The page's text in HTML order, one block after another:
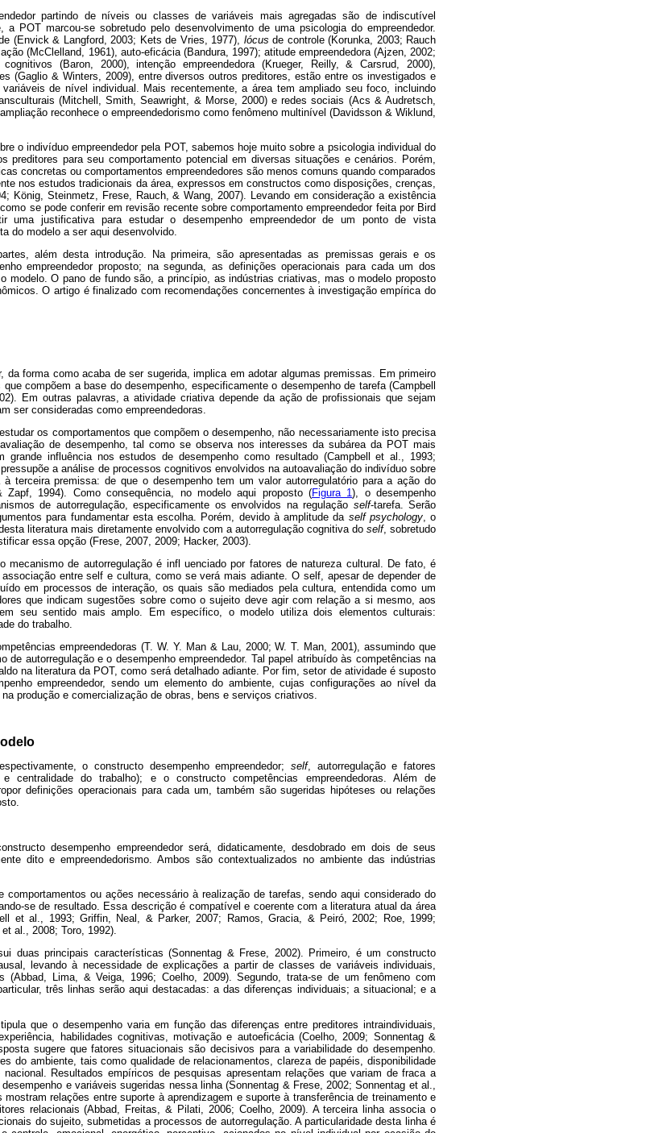
partindo de níveis ou classes de variáveis mais agregadas são de indiscutível
a POT marcou-se sobretudo pelo desenvolvimento de uma psicologia do empreendedor.
(Envick & Langford, 2003; Kets de Vries, 1977), lócus de controle (Korunka, 2003; Rauch
(McClelland, 1961), auto-eficácia (Bandura, 1997); atitude empreendedora (Ajzen, 2002;
(Baron, 2000), intenção empreendedora (Krueger, Reilly, & Carsrud, 2000),
(Gaglio & Winters, 2009), entre diversos outros preditores, estão entre os investigados e
de nível individual. Mais recentemente, a área tem ampliado seu foco, incluindo
(Mitchell, Smith, Seawright, & Morse, 2000) e redes sociais (Acs & Audretsch,
reconhece o empreendedorismo como fenômeno multinível (Davidsson & Wiklund,
o indivíduo empreendedor pela POT, sabemos hoje muito sobre a psicologia individual do
preditores para seu comportamento potencial em diversas situações e cenários. Porém,
concretas ou comportamentos empreendedores são menos comuns quando comparados
nos estudos tradicionais da área, expressos em constructos como disposições, crenças,
König, Steinmetz, Frese, Rauch, & Wang, 2007). Levando em consideração a existência
se pode conferir em revisão recente sobre comportamento empreendedor feita por Bird
uma justificativa para estudar o desempenho empreendedor de um ponto de vista
do modelo a ser aqui desenvolvido.
além desta introdução. Na primeira, são apresentadas as premissas gerais e os
empreendedor proposto; na segunda, as definições operacionais para cada um dos
modelo. O pano de fundo são, a princípio, as indústrias criativas, mas o modelo proposto
O artigo é finalizado com recomendações concernentes à investigação empírica do
da forma como acaba de ser sugerida, implica em adotar algumas premissas. Em primeiro
compõem a base do desempenho, especificamente o desempenho de tarefa (Campbell
Em outras palavras, a atividade criativa depende da ação de profissionais que sejam
ser consideradas como empreendedoras.
os comportamentos que compõem o desempenho, não necessariamente isto precisa
de desempenho, tal como se observa nos interesses da subárea da POT mais
grande influência nos estudos de desempenho como resultado (Campbell et al., 1993;
a análise de processos cognitivos envolvidos na autoavaliação do indivíduo sobre
terceira premissa: de que o desempenho tem um valor autorregulatório para a ação do
1994). Como consequência, no modelo aqui proposto (Figura 1), o desempenho
de autorregulação, especificamente os envolvidos na regulação self-tarefa. Serão
para fundamentar esta escolha. Porém, devido à amplitude da self psychology, o
literatura mais diretamente envolvido com a autorregulação cognitiva do self, sobretudo
essa opção (Frese, 2007, 2009; Hacker, 2003).
mecanismo de autorregulação é infl uenciado por fatores de natureza cultural. De fato, é
entre self e cultura, como se verá mais adiante. O self, apesar de depender de
em processos de interação, os quais são mediados pela cultura, entendida como um
que indicam sugestões sobre como o sujeito deve agir com relação a si mesmo, aos
seu sentido mais amplo. Em específico, o modelo utiliza dois elementos culturais:
do trabalho.
empreendedoras (T. W. Y. Man & Lau, 2000; W. T. Man, 2001), assumindo que
de autorregulação e o desempenho empreendedor. Tal papel atribuído às competências na
na literatura da POT, como será detalhado adiante. Por fim, setor de atividade é suposto
empreendedor, sendo um elemento do ambiente, cujas configurações ao nível da
produção e comercialização de obras, bens e serviços criativos.
o constructo desempenho empreendedor; self, autorregulação e fatores
e centralidade do trabalho); e o constructo competências empreendedoras. Além de
definições operacionais para cada um, também são sugeridas hipóteses ou relações
desempenho empreendedor será, didaticamente, desdobrado em dois de seus
dito e empreendedorismo. Ambos são contextualizados no ambiente das indústrias
comportamentos ou ações necessário à realização de tarefas, sendo aqui considerado do
se de resultado. Essa descrição é compatível e coerente com a literatura atual da área
et al., 1993; Griffin, Neal, & Parker, 2007; Ramos, Gracia, & Peiró, 2002; Roe, 1999;
al., 2008; Toro, 1992).
duas principais características (Sonnentag & Frese, 2002). Primeiro, é um constructo
levando à necessidade de explicações a partir de classes de variáveis individuais,
(Abbad, Lima, & Veiga, 1996; Coelho, 2009). Segundo, trata-se de um fenômeno com
três linhas serão aqui destacadas: a das diferenças individuais; a situacional; e a
que o desempenho varia em função das diferenças entre preditores intraindividuais,
habilidades cognitivas, motivação e autoeficácia (Coelho, 2009; Sonnentag &
sugere que fatores situacionais são decisivos para a variabilidade do desempenho.
do ambiente, tais como qualidade de relacionamentos, clareza de papéis, disponibilidade
Resultados empíricos de pesquisas apresentam relações que variam de fraca a
e variáveis sugeridas nessa linha (Sonnentag & Frese, 2002; Sonnentag et al.,
mostram relações entre suporte à aprendizagem e suporte à transferência de treinamento e
relacionais (Abbad, Freitas, & Pilati, 2006; Coelho, 2009). A terceira linha associa o
do sujeito, submetidas a processos de autorregulação. A particularidade desta linha é